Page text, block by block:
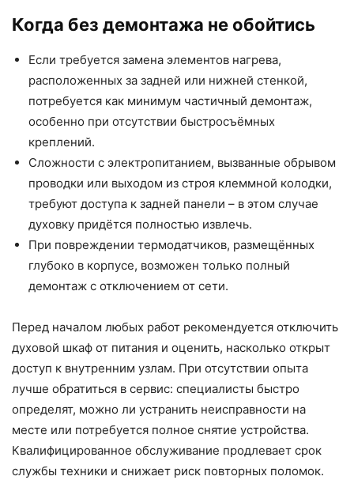
Когда без демонтажа не обойтись
Если требуется замена элементов нагрева,
расположенных за задней или нижней стенкой,
потребуется как минимум частичный демонтаж,
особенно при отсутствии быстросъёмных
креплений.
Сложности с электропитанием, вызванные обрывом
проводки или выходом из строя клеммной колодки,
требуют доступа к задней панели – в этом случае
духовку придётся полностью извлечь.
При повреждении термодатчиков, размещённых
глубоко в корпусе, возможен только полный
демонтаж с отключением от сети.
Перед началом любых работ рекомендуется отключить
духовой шкаф от питания и оценить, насколько открыт
доступ к внутренним узлам. При отсутствии опыта
лучше обратиться в сервис: специалисты быстро
определят, можно ли устранить неисправности на
месте или потребуется полное снятие устройства.
Квалифицированное обслуживание продлевает срок
службы техники и снижает риск повторных поломок.